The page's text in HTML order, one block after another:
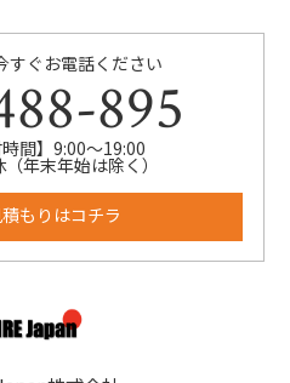
すぐお電話ください
895
時間】9:00～19:00
年末年始は除く）
もりはコチラ